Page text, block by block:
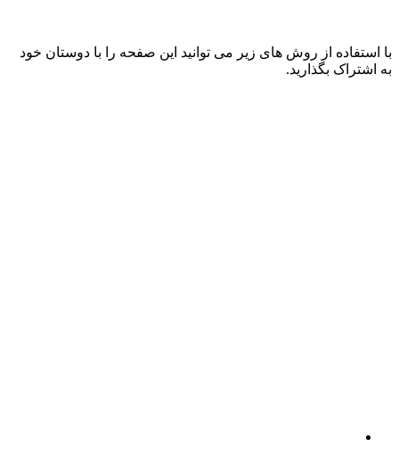
با استفاده از روش های زیر می توانید این صفحه را با دوستان خود
به اشتراک بگذارید.